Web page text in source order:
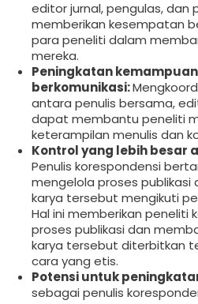
editor jurnal, pengulas,
memberikan kesempatan
para peneliti dalam
mereka.
Peningkatan
berkomunikasi:
antara penulis bersama,
dapat membantu peneliti
keterampilan menulis dan
Kontrol yang lebih besar
Penulis korespondensi
mengelola proses
karya tersebut mengikuti
Hal ini memberikan peneliti
proses publikasi dan
karya tersebut diterbitkan
cara yang etis.
Potensi untuk
sebagai penulis